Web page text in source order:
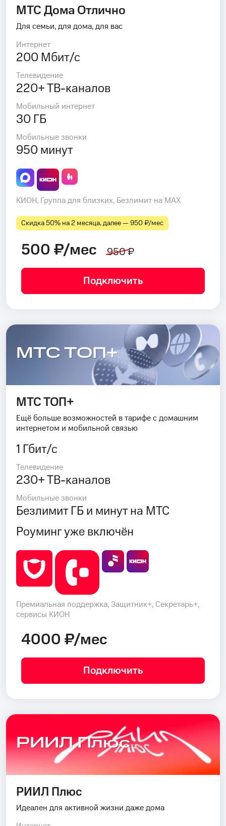
МТС Дома Отлично
Для семьи, для дома, для вас
Интернет
200 Мбит/с
Телевидение
220+ ТВ-каналов
Мобильный интернет
30 ГБ
Мобильные звонки
950 минут
КИОН, Группа для близких, Безлимит на MAX
Скидка 50% на 2 месяца, далее — 950 ₽⁠/⁠мес
500 ₽/мес 950 ₽
Подключить
МТС ТОП+
МТС ТОП+
Ещё больше возможностей в тарифе с домашним
интернетом и мобильной связью
1 Гбит/с
Телевидение
230+ ТВ-каналов
Мобильные звонки
Безлимит ГБ и минут на МТС
Роуминг уже включён
Премиальная поддержка, Защитник+, Секретарь+,
сервисы КИОН
4000 ₽/мес
Подключить
РИИЛ Плюс
РИИЛ Плюс
Идеален для активной жизни даже дома